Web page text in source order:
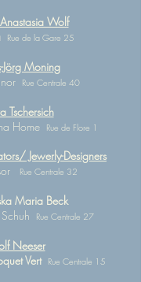
Wolf
Rue de la Gare 25
Jörg Moning
Rue Centrale 40
Tschersich
Home Rue de Flore 1
Jewerly-Designers
Rue Centrale 32
Maria Beck
Rue Centrale 27
Neeser
Vert Rue Centrale 15